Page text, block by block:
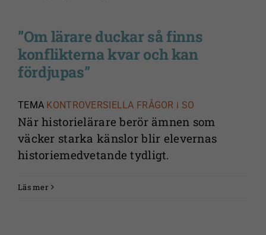
”Om lärare duckar så finns
konflikterna kvar och kan
fördjupas”
TEMA KONTROVERSIELLA FRÅGOR i SO
När historielärare berör ämnen som
väcker starka känslor blir elevernas
historiemedvetande tydligt.
Läs mer